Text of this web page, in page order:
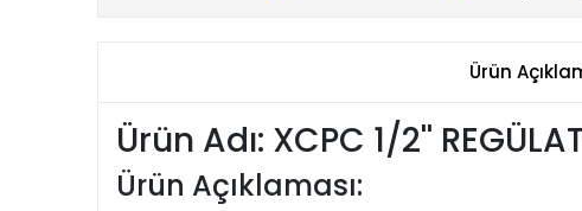
Ürün
Ürün Adı: XCPC 1/2''
Ürün Açıklaması: